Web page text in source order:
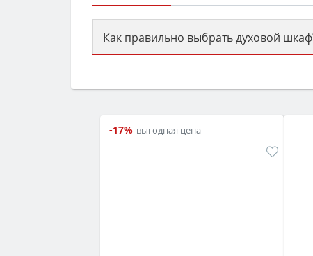
Как правильно выбрать духовой
семьи, класс энергопотребления не
-17% выгодная цена